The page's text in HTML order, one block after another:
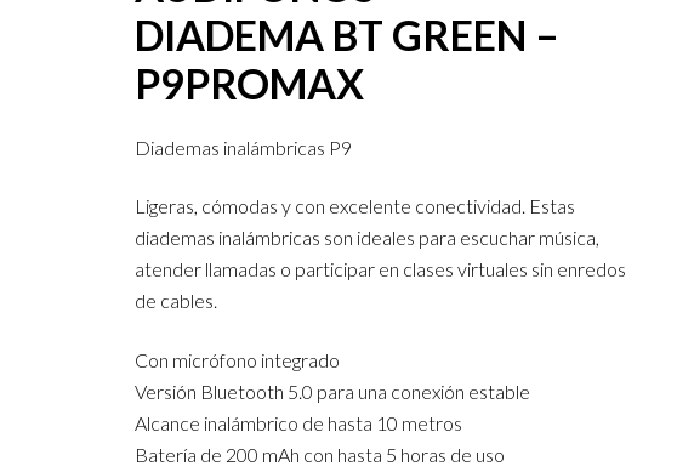
DIADEMA BT GREEN –
P9PROMAX
Diademas inalámbricas P9
Ligeras, cómodas y con excelente conectividad. Estas
diademas inalámbricas son ideales para escuchar música,
atender llamadas o participar en clases virtuales sin enredos
de cables.
Con micrófono integrado
Versión Bluetooth 5.0 para una conexión estable
Alcance inalámbrico de hasta 10 metros
Batería de 200 mAh con hasta 5 horas de uso